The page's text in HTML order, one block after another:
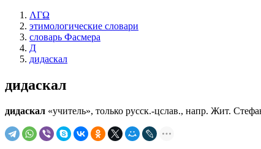
ΛΓΩ
этимологические словари
словарь Фасмера
Д
дидаскал
дидаскал
дидаскал «учитель», только русск.-цслав., напр. Жит.